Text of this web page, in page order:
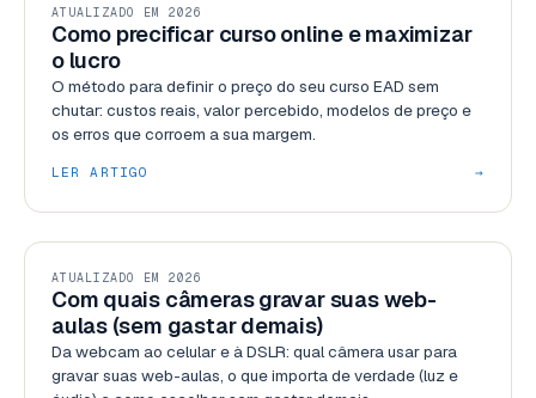
GESTÃO
ATUALIZADO EM 2026
Como precificar curso online e maximizar
o lucro
O método para definir o preço do seu curso EAD sem
chutar: custos reais, valor percebido, modelos de preço e
os erros que corroem a sua margem.
LER ARTIGO →
RECURSOS
ATUALIZADO EM 2026
Com quais câmeras gravar suas web-
aulas (sem gastar demais)
Da webcam ao celular e à DSLR: qual câmera usar para
gravar suas web-aulas, o que importa de verdade (luz e